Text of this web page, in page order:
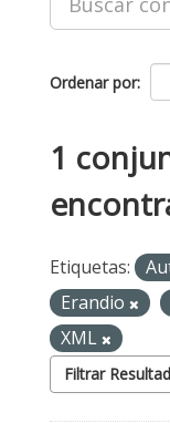
Ordenar por
1
Etiquetas:
Erandio
XML
Filtrar